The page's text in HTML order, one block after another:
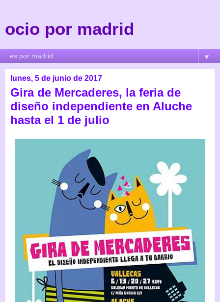
ocio por madrid
▼
lunes, 5 de junio de 2017
Gira de Mercaderes, la feria de
diseño independiente en Aluche
hasta el 1 de julio